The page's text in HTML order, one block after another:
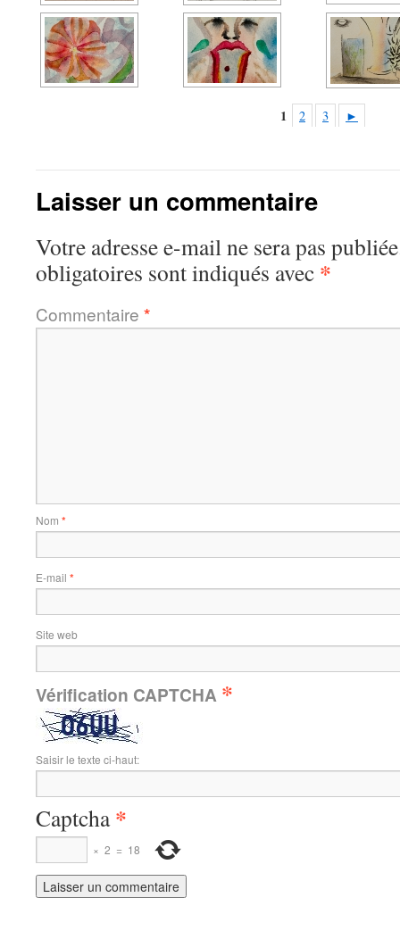
1 2 3 ►
Laisser un commentaire
Votre adresse e-mail ne sera pas
obligatoires sont indiqués avec *
Commentaire *
Nom *
E-mail *
Site web
Vérification CAPTCHA *
Saisir le texte ci-haut:
Captcha*
× 2 = 18